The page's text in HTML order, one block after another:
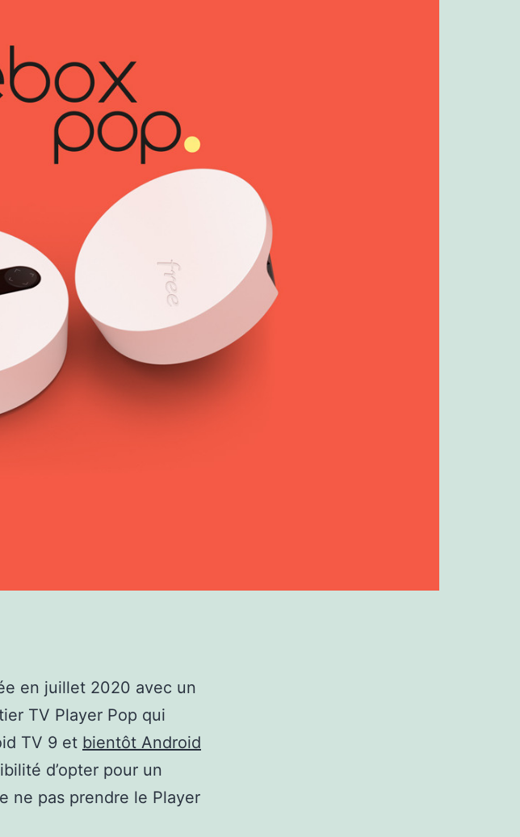
en juillet 2020 avec un
TV Player Pop qui
TV 9 et bientôt Android
d’opter pour un
ne pas prendre le Player